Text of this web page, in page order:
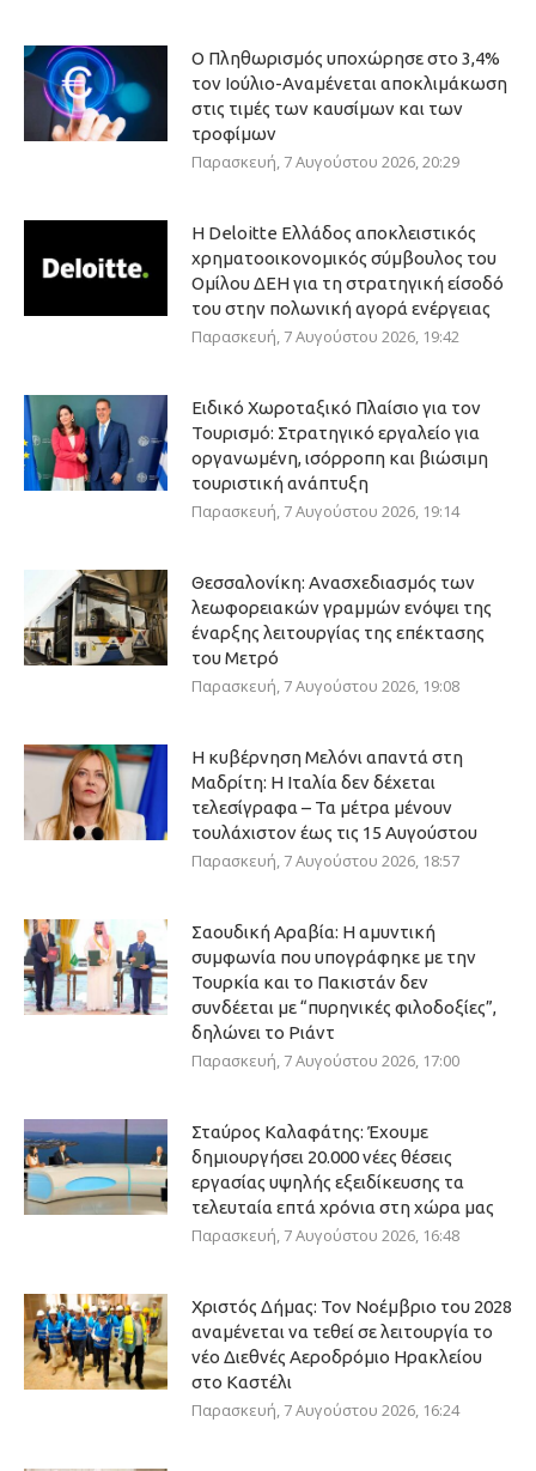
Ο Πληθωρισμός υποχώρησε στο 3,4%
τον Ιούλιο-Αναμένεται αποκλιμάκωση
στις τιμές των καυσίμων και των
τροφίμων
Παρασκευή, 7 Αυγούστου 2026, 20:29
Η Deloitte Ελλάδος αποκλειστικός
χρηματοοικονομικός σύμβουλος του
Ομίλου ΔΕΗ για τη στρατηγική είσοδό
του στην πολωνική αγορά ενέργειας
Παρασκευή, 7 Αυγούστου 2026, 19:42
Ειδικό Χωροταξικό Πλαίσιο για τον
Τουρισμό: Στρατηγικό εργαλείο για
οργανωμένη, ισόρροπη και βιώσιμη
τουριστική ανάπτυξη
Παρασκευή, 7 Αυγούστου 2026, 19:14
Θεσσαλονίκη: Ανασχεδιασμός των
λεωφορειακών γραμμών ενόψει της
έναρξης λειτουργίας της επέκτασης
του Μετρό
Παρασκευή, 7 Αυγούστου 2026, 19:08
Η κυβέρνηση Μελόνι απαντά στη
Μαδρίτη: Η Ιταλία δεν δέχεται
τελεσίγραφα – Τα μέτρα μένουν
τουλάχιστον έως τις 15 Αυγούστου
Παρασκευή, 7 Αυγούστου 2026, 18:57
Σαουδική Αραβία: Η αμυντική
συμφωνία που υπογράφηκε με την
Τουρκία και το Πακιστάν δεν
συνδέεται με “πυρηνικές φιλοδοξίες”,
δηλώνει το Ριάντ
Παρασκευή, 7 Αυγούστου 2026, 17:00
Σταύρος Καλαφάτης: Έχουμε
δημιουργήσει 20.000 νέες θέσεις
εργασίας υψηλής εξειδίκευσης τα
τελευταία επτά χρόνια στη χώρα μας
Παρασκευή, 7 Αυγούστου 2026, 16:48
Χριστός Δήμας: Τον Νοέμβριο του 2028
αναμένεται να τεθεί σε λειτουργία το
νέο Διεθνές Αεροδρόμιο Ηρακλείου
στο Καστέλι
Παρασκευή, 7 Αυγούστου 2026, 16:24